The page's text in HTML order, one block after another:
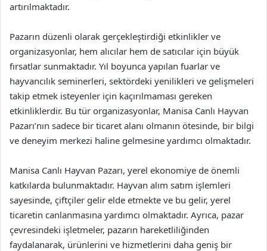
artırılmaktadır.
Pazarın düzenli olarak gerçekleştirdiği etkinlikler ve
organizasyonlar, hem alıcılar hem de satıcılar için büyük
fırsatlar sunmaktadır. Yıl boyunca yapılan fuarlar ve
hayvancılık seminerleri, sektördeki yenilikleri ve gelişmeleri
takip etmek isteyenler için kaçırılmaması gereken
etkinliklerdir. Bu tür organizasyonlar, Manisa Canlı Hayvan
Pazarı’nın sadece bir ticaret alanı olmanın ötesinde, bir bilgi
ve deneyim merkezi haline gelmesine yardımcı olmaktadır.
Manisa Canlı Hayvan Pazarı, yerel ekonomiye de önemli
katkılarda bulunmaktadır. Hayvan alım satım işlemleri
sayesinde, çiftçiler gelir elde etmekte ve bu gelir, yerel
ticaretin canlanmasına yardımcı olmaktadır. Ayrıca, pazar
çevresindeki işletmeler, pazarın hareketliliğinden
faydalanarak, ürünlerini ve hizmetlerini daha geniş bir